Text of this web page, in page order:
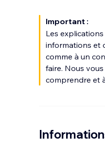
Important :
Les
informations et
comme à un
faire. Nous
comprendre et